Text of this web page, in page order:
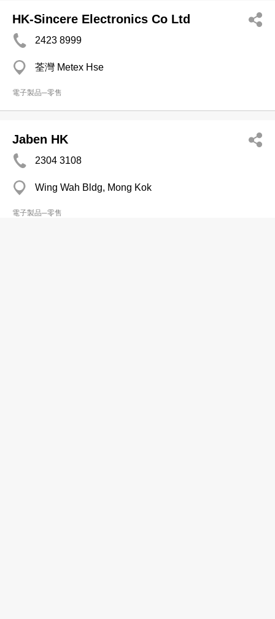
HK-Sincere Electronics Co Ltd
2423 8999
荃灣 Metex Hse
電子製品─零售
Jaben HK
2304 3108
Wing Wah Bldg, Mong Kok
電子製品─零售